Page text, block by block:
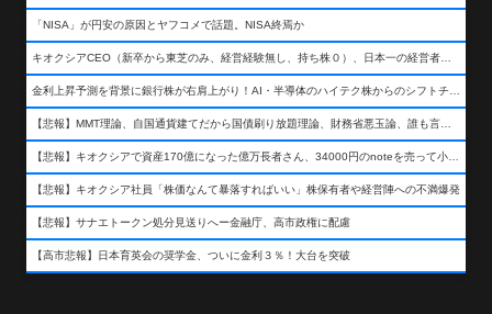
「NISA」が円安の原因とヤフコメで話題。NISA終焉か
【悲報】キオクシア社員「株価なんて暴落すればいい」株保有者や経営陣への不満爆発
【悲報】サナエトークン処分見送りへー金融庁、高市政権に配慮
【高市悲報】日本育英会の奨学金、ついに金利３％！大台を突破